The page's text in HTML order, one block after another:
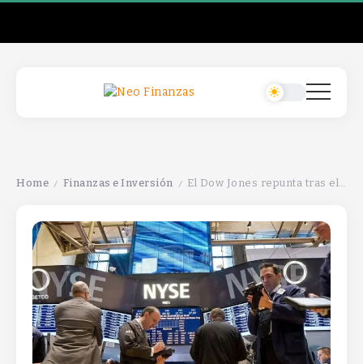
Home / Finanzas e Inversión / El Dow Jones repunta tras el cambio de tono de Trump hacia China y el enfoque en los bancos.